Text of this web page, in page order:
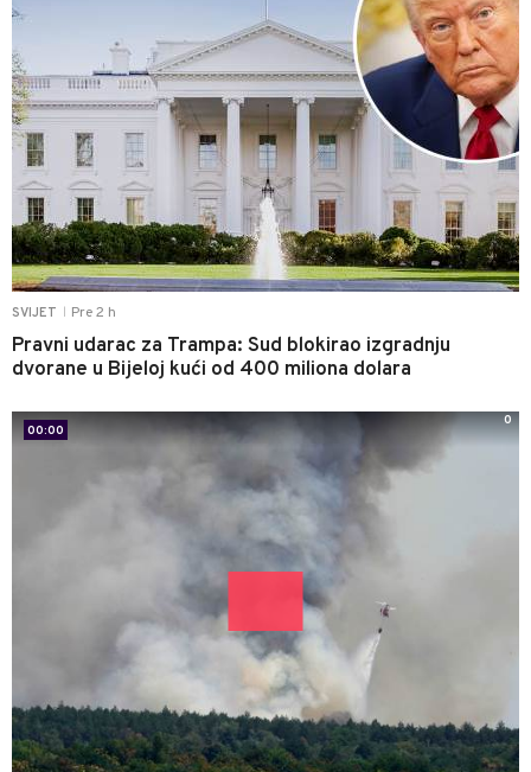
SVIJET Pre 2 h
Pravni udarac za Trampa: Sud blokirao izgradnju
dvorane u Bijeloj kući od 400 miliona dolara
00:00
0